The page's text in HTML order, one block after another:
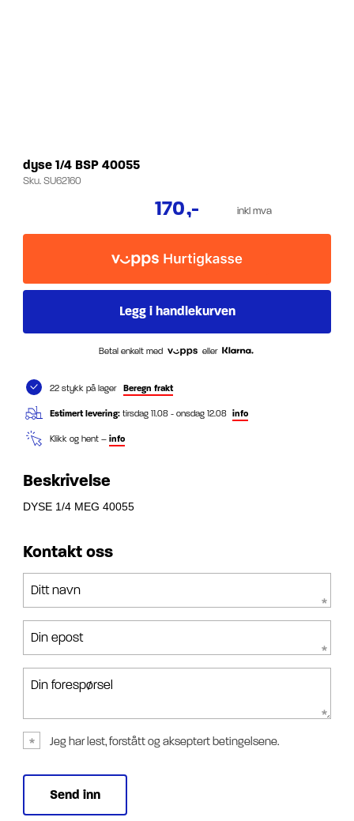
dyse 1/4 BSP 40055
Sku.SU62160
170,- inkl mva
Betal enkelt med eller
22 stykk på lager Beregn frakt
Estimert levering: tirsdag 11.08 - onsdag 12.08 info
Klikk og hent – info
Beskrivelse
DYSE 1/4 MEG 40055
Kontakt oss
Ditt navn
Din epost
Din forespørsel
Jeg har lest, forstått og akseptert betingelsene.